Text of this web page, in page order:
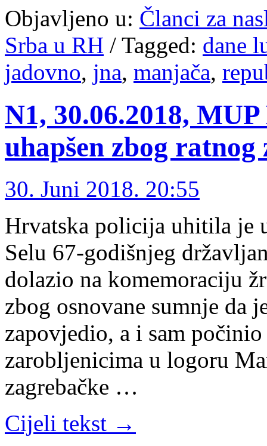
Objavljeno u: Članci za
Srba u RH / Tagged: dane
jadovno, jna, manjača,
N1, 30.06.2018,
uhapšen zbog ratnog
30. Juni 2018. 20:55
Hrvatska policija uhitila je
Selu 67-godišnjeg
dolazio na komemoraciju
zbog osnovane sumnje da
zapovjedio, a i sam
zarobljenicima u logoru
zagrebačke …
Cijeli tekst →